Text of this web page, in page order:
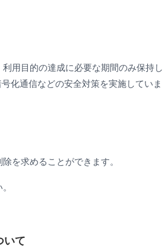
用目的の達成に必要な期間のみ保持し
化通信などの安全対策を実施していま
を求めることができます。
いて